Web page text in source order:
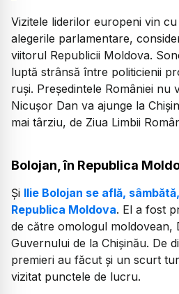
Vizitele liderilor europeni vin
alegerile parlamentare,
viitorul Republicii Moldova.
luptă strânsă între politicienii
ruși. Președintele României nu
Nicușor Dan va ajunge la
mai târziu, de Ziua Limbii
Bolojan, în Republica
Și Ilie Bolojan se află,
Republica Moldova. El a fost
de către omologul moldovean,
Guvernului de la Chișinău. De
premieri au făcut și un scurt
vizitat punctele de lucru.